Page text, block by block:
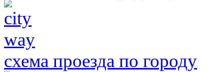
схема проезда по городу